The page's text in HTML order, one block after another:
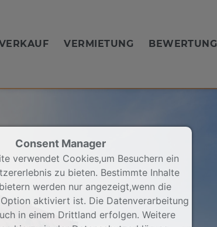
VERMIETUNG BEWERTUNG
Consent Manager
verwendet Cookies,um Besuchern ein
zu bieten. Bestimmte Inhalte
werden nur angezeigt,wenn die
aktiviert ist. Die Datenverarbeitung
in einem Drittland erfolgen. Weitere